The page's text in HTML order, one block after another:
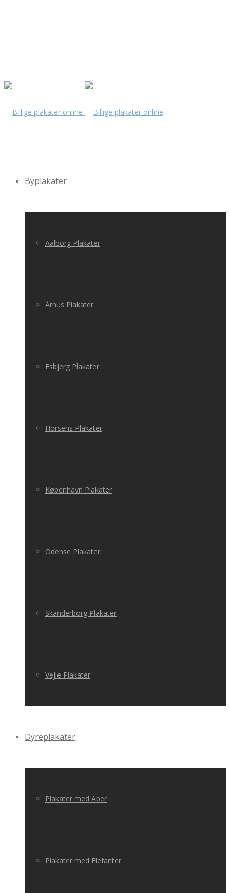
Byplakater
Aalborg Plakater
Århus Plakater
Esbjerg Plakater
Horsens Plakater
København Plakater
Odense Plakater
Skanderborg Plakater
Vejle Plakater
Dyreplakater
Plakater med Aber
Plakater med Elefanter